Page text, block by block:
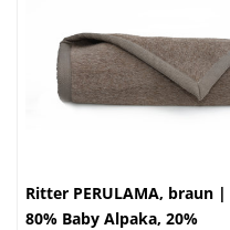
Ritter PERULAMA, braun |
80% Baby Alpaka, 20%